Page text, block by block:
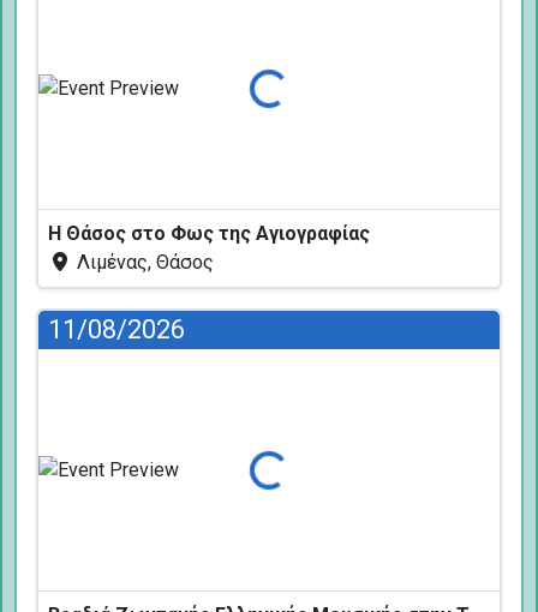
Φόρτωση...
Η Θάσος στο Φως της Αγιογραφίας
Λιμένας, Θάσος
11/08/2026
Φόρτωση...